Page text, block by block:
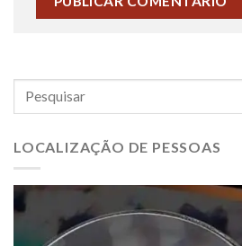
LOCALIZAÇÃO DE PESSOAS